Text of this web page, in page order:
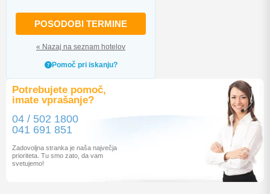
POSODOBI TERMINE
« Nazaj na seznam hotelov
Pomoč pri iskanju?
Potrebujete pomoč,
imate vprašanje?
04 / 502 1800
041 691 851
Zadovoljna stranka je naša največja
prioriteta. Tu smo zato, da vam
svetujemo!